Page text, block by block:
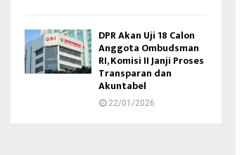
DPR Akan Uji 18 Calon
Anggota Ombudsman
RI, Komisi II Janji Proses
Transparan dan
Akuntabel
22/01/2026